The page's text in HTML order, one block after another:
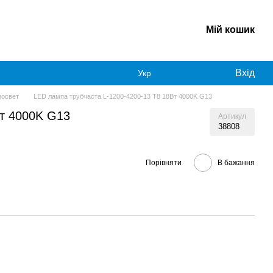
Мій кошик
Укр Вхід
LED лампа трубчаста L-1200-4200-13 T8 18Вт 4000K G13
4000K G13 Артикул
38808
Порівняти В бажання